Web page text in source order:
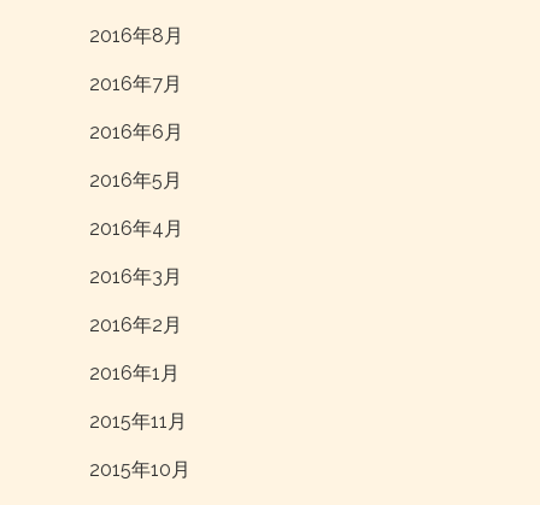
2016年8月
2016年7月
2016年6月
2016年5月
2016年4月
2016年3月
2016年2月
2016年1月
2015年11月
2015年10月